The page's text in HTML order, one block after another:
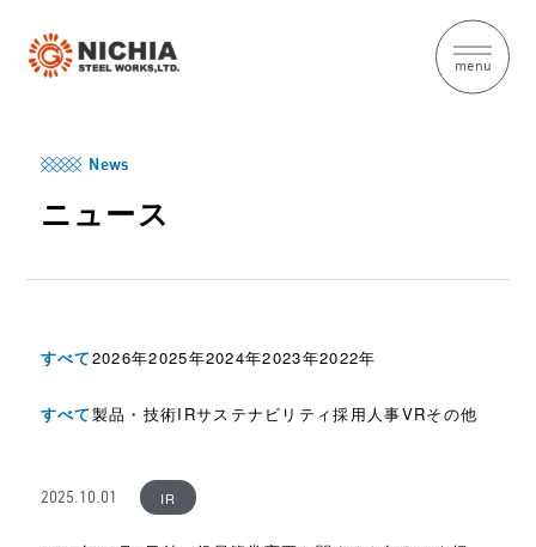
menu
News
ニュース
すべて2026年2025年2024年2023年2022年
すべて製品・技術IRサステナビリティ採用 人事VRその他
2025.10.01 IR